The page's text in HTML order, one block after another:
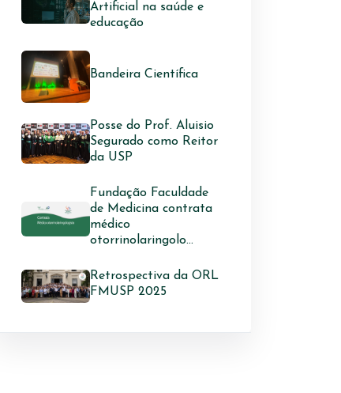
Artificial na saúde e
educação
Bandeira Científica
Posse do Prof. Aluisio
Segurado como Reitor
da USP
Fundação Faculdade
de Medicina contrata
médico
otorrinolaringolo...
Retrospectiva da ORL
FMUSP 2025